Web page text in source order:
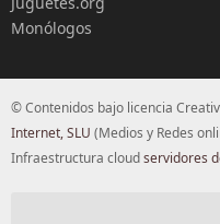
Monólogos
© Contenidos bajo licencia
Internet, SLU (Medios y Redes
Infraestructura cloudservidores